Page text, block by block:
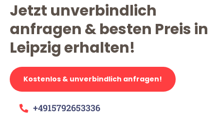
Jetzt unverbindlich
anfragen & besten Preis in
Leipzig erhalten!
Kostenlos & unverbindlich anfragen!
+4915792653336